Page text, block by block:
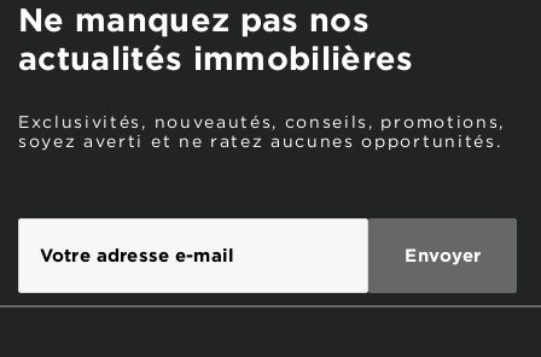
Ne manquez pas nos
actualités immobilières
Exclusivités, nouveautés, conseils, promotions,
soyez averti et ne ratez aucunes opportunités.